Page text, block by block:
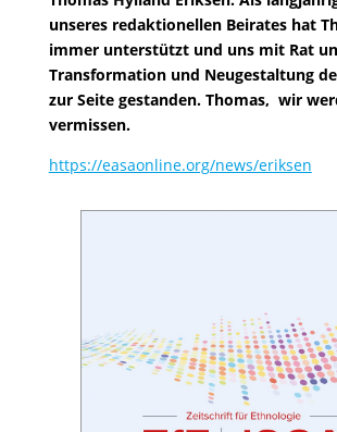
unseres redaktionellen Beirates hat
immer unterstützt und uns mit Rat
Transformation und Neugestaltung
zur Seite gestanden. Thomas, wir
vermissen.
https://easaonline.org/news/eriksen